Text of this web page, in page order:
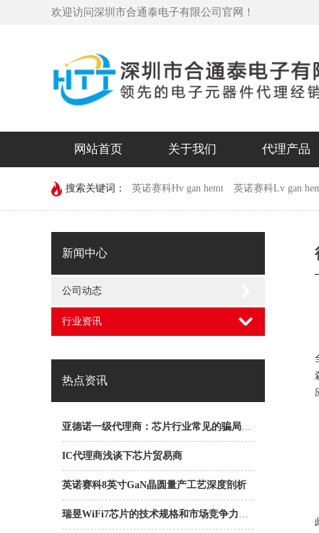
欢迎访问深圳市合通泰电子有限公司官网！
网站首页 关于我们 代理产品
搜索关键词： 英诺赛科Hv gan hemt 英诺赛科Lv gan
devechip
新闻中心
公司动态
行业资讯
热点资讯
亚德诺一级代理商：芯片行业常见的骗局之ABC骗局
IC代理商浅谈下芯片贸易商
英诺赛科8英寸GaN晶圆量产工艺深度剖析
瑞昱WiFi7芯片的技术规格和市场竞争力是什么？